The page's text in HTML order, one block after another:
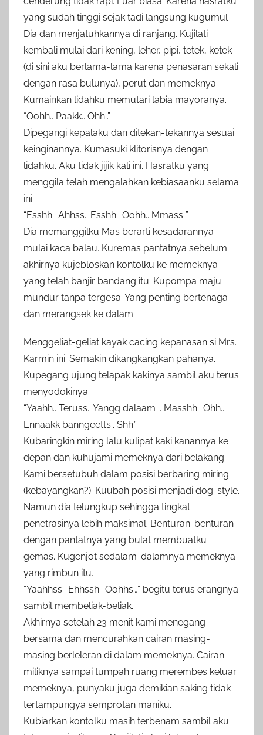
yang sudah tinggi sejak tadi langsung kugumul
Dia dan menjatuhkannya di ranjang. Kujilati
kembali mulai dari kening, leher, pipi, tetek, ketek
(di sini aku berlama-lama karena penasaran sekali
dengan rasa bulunya), perut dan memeknya.
Kumainkan lidahku memutari labia mayoranya.
“Oohh.. Paakk.. Ohh..”
Dipegangi kepalaku dan ditekan-tekannya sesuai
keinginannya. Kumasuki klitorisnya dengan
lidahku. Aku tidak jijik kali ini. Hasratku yang
menggila telah mengalahkan kebiasaanku selama
ini.
“Esshh.. Ahhss.. Esshh.. Oohh.. Mmass..”
Dia memanggilku Mas berarti kesadarannya
mulai kaca balau. Kuremas pantatnya sebelum
akhirnya kujebloskan kontolku ke memeknya
yang telah banjir bandang itu. Kupompa maju
mundur tanpa tergesa. Yang penting bertenaga
dan merangsek ke dalam.
Menggeliat-geliat kayak cacing kepanasan si Mrs.
Karmin ini. Semakin dikangkangkan pahanya.
Kupegang ujung telapak kakinya sambil aku terus
menyodokinya.
“Yaahh.. Teruss.. Yangg dalaam .. Masshh.. Ohh..
Ennaakk banngeetts.. Shh.”
Kubaringkin miring lalu kulipat kaki kanannya ke
depan dan kuhujami memeknya dari belakang.
Kami bersetubuh dalam posisi berbaring miring
(kebayangkan?). Kuubah posisi menjadi dog-style.
Namun dia telungkup sehingga tingkat
penetrasinya lebih maksimal. Benturan-benturan
dengan pantatnya yang bulat membuatku
gemas. Kugenjot sedalam-dalamnya memeknya
yang rimbun itu.
“Yaahhss.. Ehhssh.. Oohhs…” begitu terus erangnya
sambil membeliak-beliak.
Akhirnya setelah 23 menit kami menegang
bersama dan mencurahkan cairan masing-
masing berleleran di dalam memeknya. Cairan
miliknya sampai tumpah ruang merembes keluar
memeknya, punyaku juga demikian saking tidak
tertampungya semprotan maniku.
Kubiarkan kontolku masih terbenam sambil aku